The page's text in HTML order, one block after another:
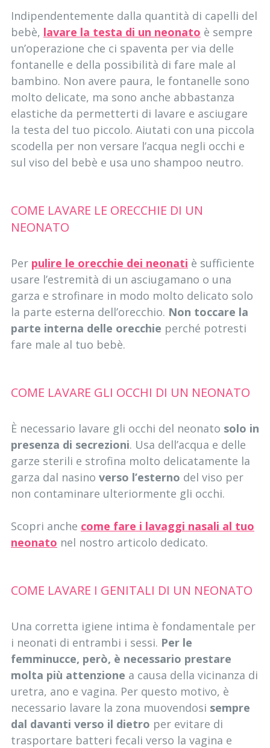
Indipendentemente dalla quantità di capelli del
bebè, lavare la testa di un neonato è sempre
un’operazione che ci spaventa per via delle
fontanelle e della possibilità di fare male al
bambino. Non avere paura, le fontanelle sono
molto delicate, ma sono anche abbastanza
elastiche da permetterti di lavare e asciugare
la testa del tuo piccolo. Aiutati con una piccola
scodella per non versare l’acqua negli occhi e
sul viso del bebè e usa uno shampoo neutro.
COME LAVARE LE ORECCHIE DI UN
NEONATO
Per pulire le orecchie dei neonati è sufficiente
usare l’estremità di un asciugamano o una
garza e strofinare in modo molto delicato solo
la parte esterna dell’orecchio. Non toccare la
parte interna delle orecchie perché potresti
fare male al tuo bebè.
COME LAVARE GLI OCCHI DI UN NEONATO
È necessario lavare gli occhi del neonato solo in
presenza di secrezioni. Usa dell’acqua e delle
garze sterili e strofina molto delicatamente la
garza dal nasino verso l’esterno del viso per
non contaminare ulteriormente gli occhi.
Scopri anche come fare i lavaggi nasali al tuo
neonato nel nostro articolo dedicato.
COME LAVARE I GENITALI DI UN NEONATO
Una corretta igiene intima è fondamentale per
i neonati di entrambi i sessi. Per le
femminucce, però, è necessario prestare
molta più attenzione a causa della vicinanza di
uretra, ano e vagina. Per questo motivo, è
necessario lavare la zona muovendosi sempre
dal davanti verso il dietro per evitare di
trasportare batteri fecali verso la vagina e